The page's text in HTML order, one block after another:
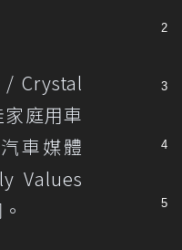
Crystal
庭用車
車媒體
Values